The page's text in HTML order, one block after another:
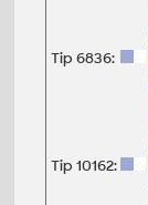
Tip 6836:
Tip 10162: